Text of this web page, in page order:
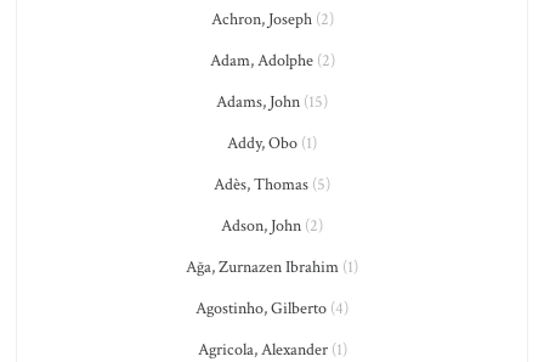
Achron, Joseph(2)
Adam, Adolphe(2)
Adams, John (15)
Addy, Obo (1)
Adès, Thomas (5)
Adson, John (2)
Ağa, Zurnazen Ibrahim (1)
Agostinho, Gilberto (4)
Agricola, Alexander(1)